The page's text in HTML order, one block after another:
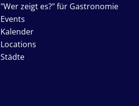
"Wer zeigt es?" für Gastronomie
Events
Kalender
Locations
Städte